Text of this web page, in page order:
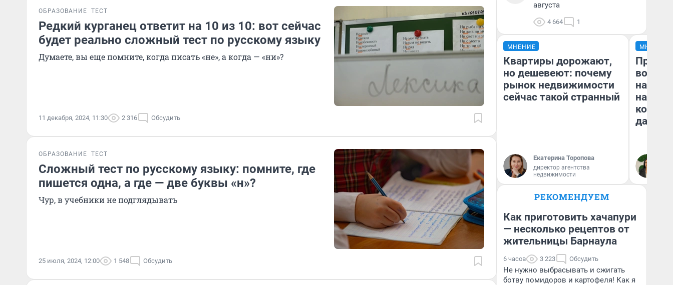
ОБРАЗОВАНИЕ ТЕСТ
Редкий курганец ответит на 10 из 10: вот сейчас
будет реально сложный тест по русскому языку
Думаете, вы еще помните, когда писать «не», а когда — «ни»?
11 декабря, 2024, 11:30 2 316 Обсудить
ОБРАЗОВАНИЕ ТЕСТ
Сложный тест по русскому языку: помните, где
пишется одна, а где — две буквы «н»?
Чур, в учебники не подглядывать
25 июля, 2024, 12:00 1 548 Обсудить
августа
4 664 1
МНЕНИЕ
Квартиры дорожают,
но дешевеют: почему
рынок недвижимости
сейчас такой странный
Екатерина Торопова
директор агентства
недвижимости
МНЕНИЕ
нам
даже
РЕКОМЕНДУЕМ
Как приготовить хачапури
— несколько рецептов от
жительницы Барнаула
6 часов 3 223 Обсудить
Не нужно выбрасывать и сжигать
ботву помидоров и картофеля! Как я